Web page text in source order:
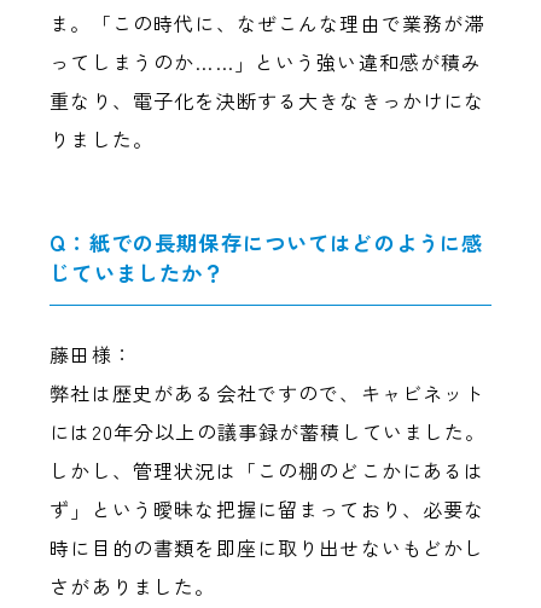
ま。「この時代に、なぜこんな理由で業務が滞
ってしまうのか……」という強い違和感が積み
重なり、電子化を決断する大きなきっかけにな
りました。
Q：紙での長期保存についてはどのように感
じていましたか？
藤田様：
弊社は歴史がある会社ですので、キャビネット
には20年分以上の議事録が蓄積していました。
しかし、管理状況は「この棚のどこかにあるは
ず」という曖昧な把握に留まっており、必要な
時に目的の書類を即座に取り出せないもどかし
さがありました。